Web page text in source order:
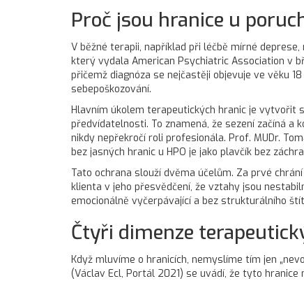
Proč jsou hranice u
V běžné terapii, například při léčbě mírné
který vydala American Psychiatric Association v
přičemž diagnóza se nejčastěji objevuje ve věku
sebepoškozování.
Hlavním úkolem terapeutických hranic je vytvořit
předvídatelnosti. To znamená, že sezení začíná a
nikdy nepřekročí roli profesionála. Prof. MUDr.
bez jasných hranic u HPO je jako plavčík bez
Tato ochrana slouží dvěma účelům. Za prvé
klienta v jeho přesvědčení, že vztahy jsou
emocionálně vyčerpávající a bez strukturálního
Čtyři dimenze
Když mluvíme o hranicích, nemyslíme tím jen
(Václav Ecl, Portál 2021) se uvádí, že tyto